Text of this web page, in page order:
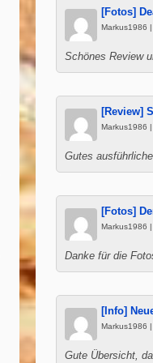
[Fotos]
Markus1986
Schönes Review
[Review]
Markus1986
Gutes
[Fotos]
Markus1986
Danke für die
[Info]
Markus1986
Gute Übersicht,